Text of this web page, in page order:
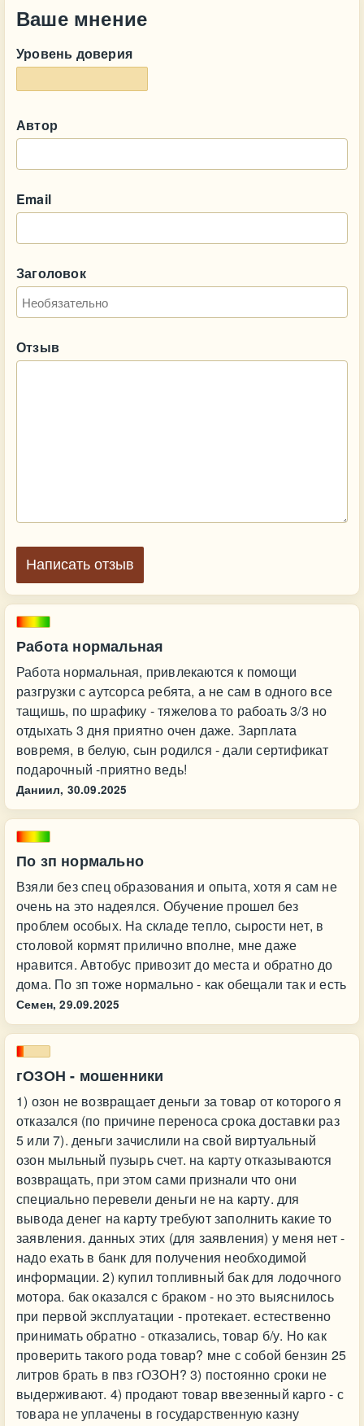
Работа нормальная
Работа нормальная, привлекаются к помощи
разгрузки с аутсорса ребята, а не сам в одного все
тащишь, по шрафику - тяжелова то рабоать 3/3 но
отдыхать 3 дня приятно очен даже. Зарплата
вовремя, в белую, сын родился - дали сертификат
подарочный -приятно ведь!
Даниил, 30.09.2025
По зп нормально
Взяли без спец образования и опыта, хотя я сам не
очень на это надеялся. Обучение прошел без
проблем особых. На складе тепло, сырости нет, в
столовой кормят прилично вполне, мне даже
нравится. Автобус привозит до места и обратно до
дома. По зп тоже нормально - как обещали так и есть
Семен, 29.09.2025
гОЗОН - мошенники
1) озон не возвращает деньги за товар от которого я
отказался (по причине переноса срока доставки раз
5 или 7). деньги зачислили на свой виртуальный
озон мыльный пузырь счет. на карту отказываются
возвращать, при этом сами признали что они
специально перевели деньги не на карту. для
вывода денег на карту требуют заполнить какие то
заявления. данных этих (для заявления) у меня нет -
надо ехать в банк для получения необходимой
информации. 2) купил топливный бак для лодочного
мотора. бак оказался с браком - но это выяснилось
при первой эксплуатации - протекает. естественно
принимать обратно - отказались, товар б/у. Но как
проверить такого рода товар? мне с собой бензин 25
литров брать в пвз гОЗОН? 3) постоянно сроки не
выдерживают. 4) продают товар ввезенный карго - с
товара не уплачены в государственную казну
Ваше мнение
Уровень доверия
Автор
Email
Заголовок
Отзыв
Написать отзыв